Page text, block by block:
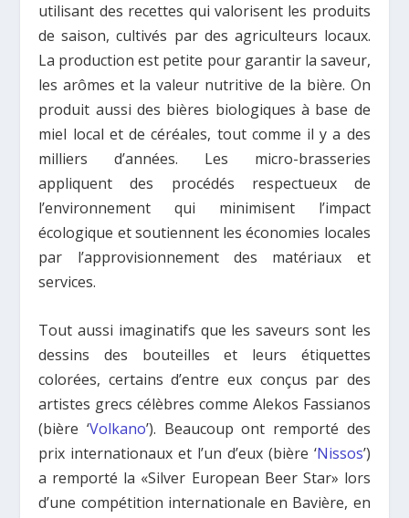
utilisant des recettes qui valorisent les produits
de saison, cultivés par des agriculteurs locaux.
La production est petite pour garantir la saveur,
les arômes et la valeur nutritive de la bière. On
produit aussi des bières biologiques à base de
miel local et de céréales, tout comme il y a des
milliers d’années. Les micro-brasseries
appliquent des procédés respectueux de
l’environnement qui minimisent l’impact
écologique et soutiennent les économies locales
par l’approvisionnement des matériaux et
services.
Tout aussi imaginatifs que les saveurs sont les
dessins des bouteilles et leurs étiquettes
colorées, certains d’entre eux conçus par des
artistes grecs célèbres comme Alekos Fassianos
(bière ‘Volkano’). Beaucoup ont remporté des
prix internationaux et l’un d’eux (bière ‘Nissos’)
a remporté la «Silver European Beer Star» lors
d’une compétition internationale en Bavière, en